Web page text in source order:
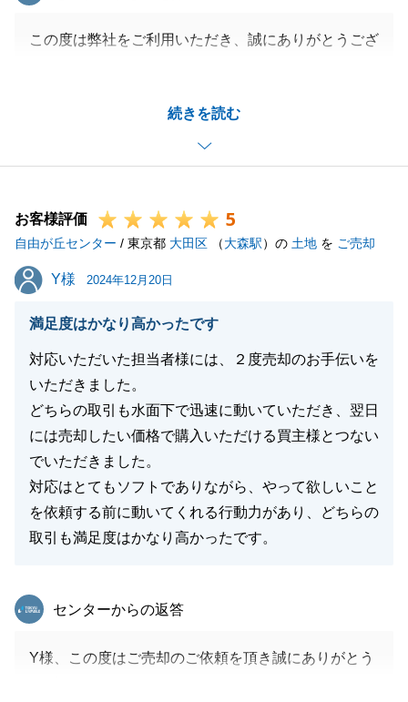
続きを読む
この度は弊社をご利用いただき、誠にありがとうござ
今後ともよろしくお願いいたします。
お客様評価
5
自由が丘センター / 東京都 大田区 （大森駅）の 土地 を ご売却
Y様
Y様 2024年12月20日
満足度はかなり高かったです
対応いただいた担当者様には、２度売却のお手伝いを
いただきました。
どちらの取引も水面下で迅速に動いていただき、翌日
には売却したい価格で購入いただける買主様とつない
でいただきました。
対応はとてもソフトでありながら、やって欲しいこと
を依頼する前に動いてくれる行動力があり、どちらの
取引も満足度はかなり高かったです。
東急リバブル
センターからの返答
Y様、この度はご売却のご依頼を頂き誠にありがとう